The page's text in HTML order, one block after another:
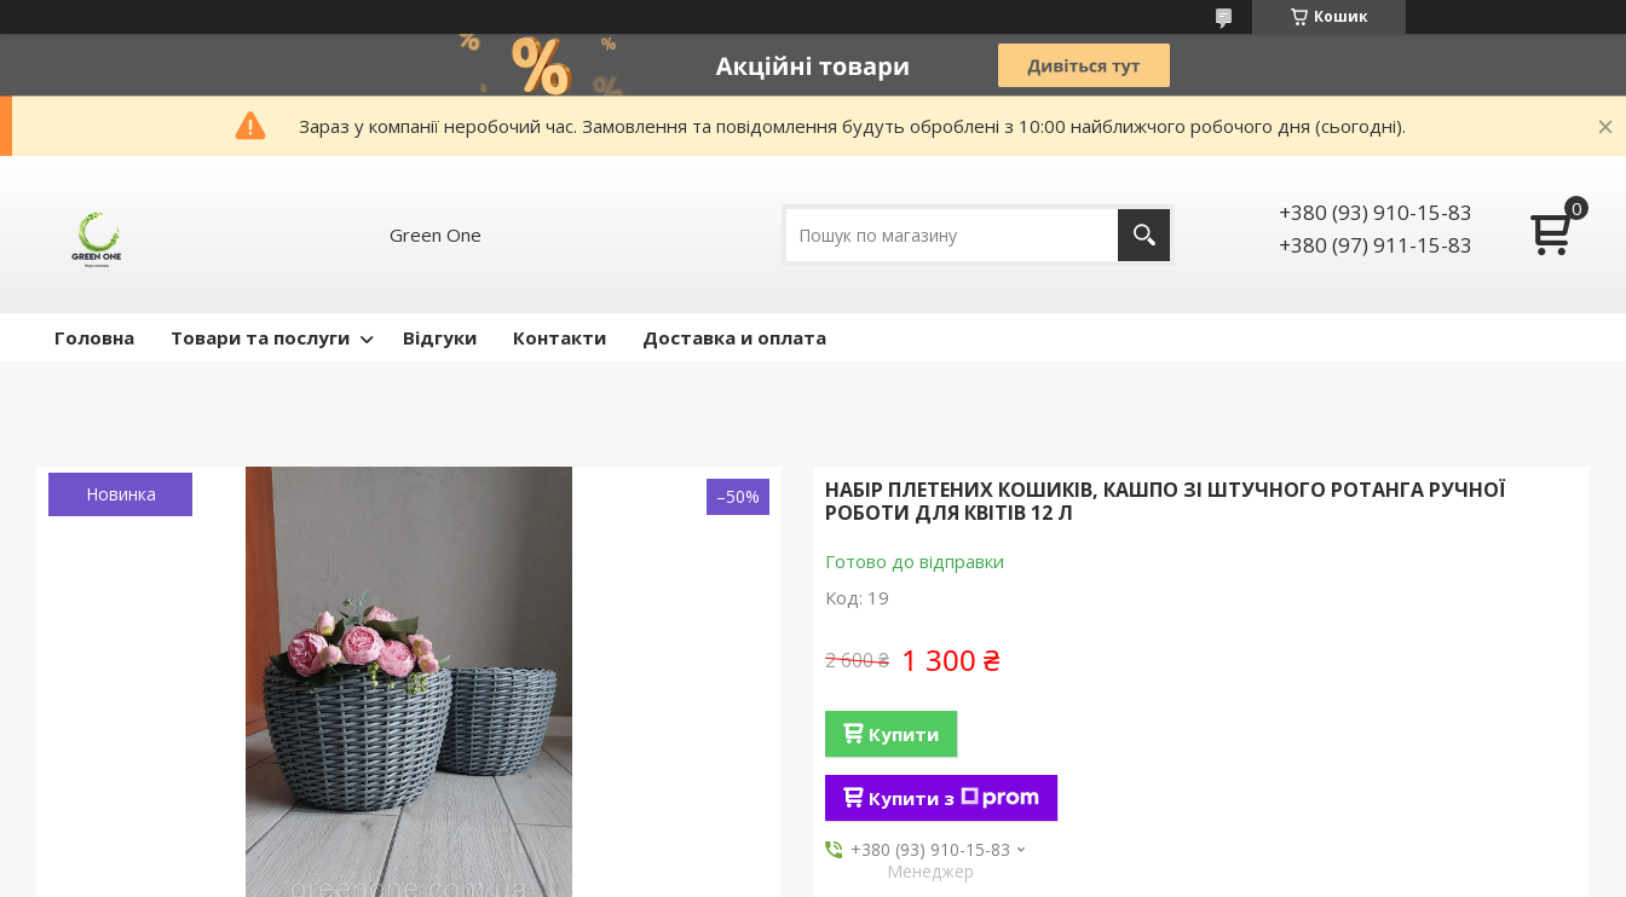
Кошик
Зараз у компанії неробочий час. Замовлення та повідомлення будуть оброблені з 10:00 найближчого робочого дня (сьогодні).
Green One
+380 (93) 910-15-83
+380 (97) 911-15-83
Головна Товари та послуги Відгуки Контакти Доставка и оплата
Новинка –50%
НАБІР ПЛЕТЕНИХ КОШИКІВ, КАШПО ЗІ ШТУЧНОГО РОТАНГА РУЧНОЇ
РОБОТИ ДЛЯ КВІТІВ 12 Л
Готово до відправки
Код: 19
2 600 ₴ 1 300 ₴
Купити
Купити з
+380 (93) 910-15-83
Менеджер